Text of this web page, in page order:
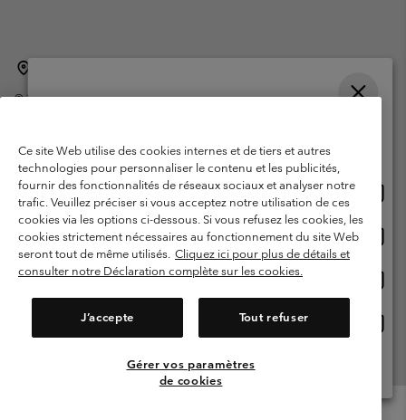
©2026Columbia Sportswear International Sarl. Avenue des Morgines, 12
Garanties Légales
Politique de confidentialité
Conditions d'utilisation - Membres
Conditions D'utilisation - Contenu généré par l'utilisateur
Impressum
Cookies
Ce site Web utilise des cookies internes et de tiers et autres
technologies pour personnaliser le contenu et les publicités,
fournir des fonctionnalités de réseaux sociaux et analyser notre
trafic. Veuillez préciser si vous acceptez notre utilisation de ces
cookies via les options ci-dessous. Si vous refusez les cookies, les
cookies strictement nécessaires au fonctionnement du site Web
seront tout de même utilisés. Cliquez ici pour plus de détails et
consulter notre Déclaration complète sur les cookies.
J’accepte Tout refuser
Gérer vos paramètres
de cookies
Achats en ligne disponibles
United States
ligne
Belgium-English
ligne
Belgium-Français
ligne
Belgium-Dutch
Voir Tous Les Pays